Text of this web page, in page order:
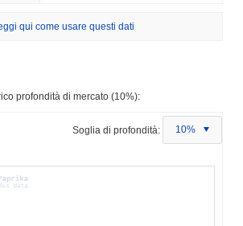
qui come usare questi dati
profondità di mercato (10%):
Soglia di profondità: 10%